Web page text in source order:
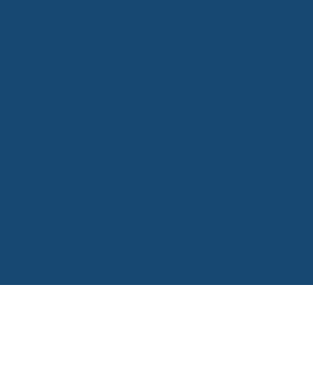
opens in a new window)